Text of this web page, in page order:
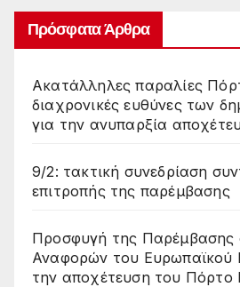
Πρόσφατα Άρθρα
Ακατάλληλες παραλίες
διαχρονικές ευθύνες των
για την ανυπαρξία
9/2: τακτική συνεδρίαση
επιτροπής της παρέμβασης
Προσφυγή της Παρέμβασης
Αναφορών του Ευρωπαϊκού
την αποχέτευση του Πόρτο